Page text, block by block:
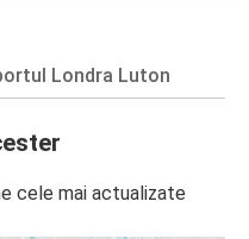
Londra Luton
cele mai actualizate